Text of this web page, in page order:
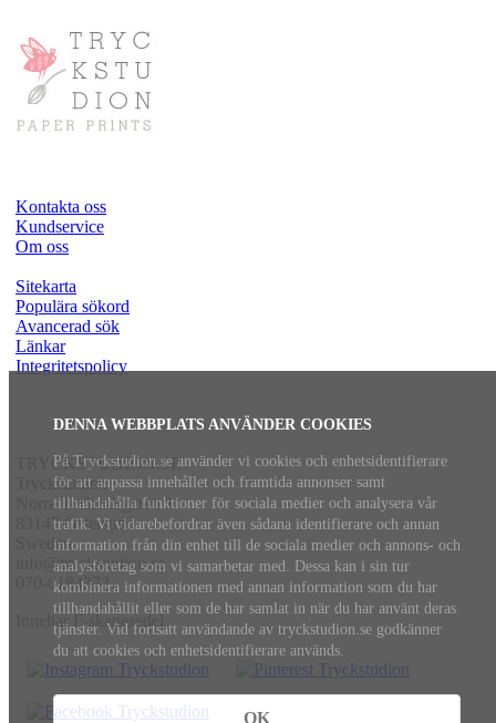
DENNA WEBBPLATS ANVÄNDER COOKIES
På Tryckstudion.se använder vi cookies och enhetsidentifierare
för att anpassa innehållet och framtida annonser samt
tillhandahålla funktioner för sociala medier och analysera vår
trafik. Vi vidarebefordrar även sådana identifierare och annan
information från din enhet till de sociala medier och annons- och
analysföretag som vi samarbetar med. Dessa kan i sin tur
kombinera informationen med annan information som du har
tillhandahållit eller som de har samlat in när du har använt deras
tjänster. Vid fortsatt användande av tryckstudion.se godkänner
du att cookies och enhetsidentifierare används.
OK
Kontakta oss
Kundservice
Om oss
Sitekarta
Populära sökord
Avancerad sök
Länkar
Integritetspolicy
TRYCKSTUDION.SE
Tryckstudion
Norra Torlandsgatan 9
83147 Östersund
Sweden
info@tryckstudion.se
070-6184372
Innehar F-skattesedel